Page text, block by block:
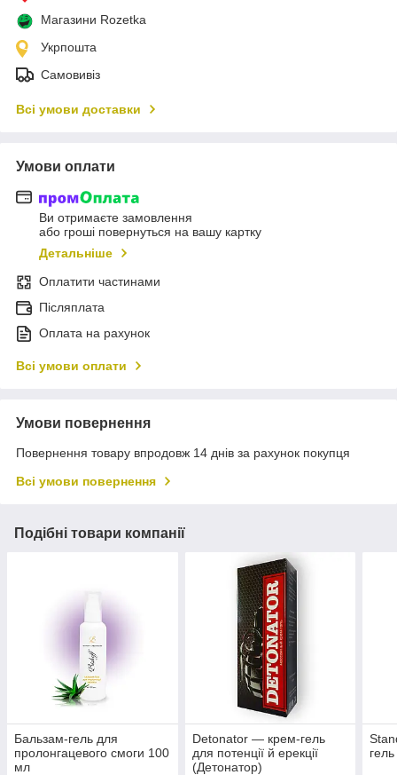
Магазини Rozetka
Укрпошта
Самовивіз
Всі умови доставки
Умови оплати
Ви отримаєте замовлення
або гроші повернуться на вашу картку
Детальніше
Оплатити частинами
Післяплата
Оплата на рахунок
Всі умови оплати
Умови повернення
Повернення товару впродовж 14 днів за рахунок покупця
Всі умови повернення
Подібні товари компанії
Бальзам-гель для
пролонгацевого смоги 100
мл
Detonator — крем-гель
для потенції й ерекції
(Детонатор)